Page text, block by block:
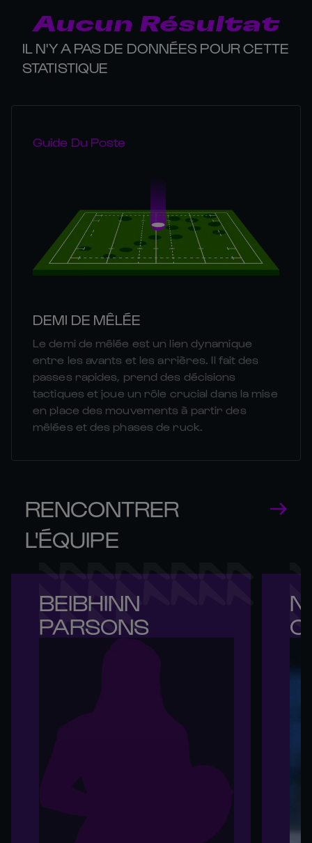
Aucun Résultat
IL N'Y A PAS DE DONNÉES POUR CETTE
STATISTIQUE
Guide Du Poste
DEMI DE MÊLÉE
Le demi de mêlée est un lien dynamique
entre les avants et les arrières. Il fait des
passes rapides, prend des décisions
tactiques et joue un rôle crucial dans la mise
en place des mouvements à partir des
mêlées et des phases de ruck.
RENCONTRER
L'ÉQUIPE
BEIBHINN
PARSONS